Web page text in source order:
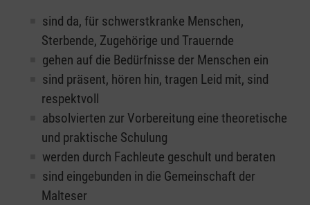
sind da, für schwerstkranke Menschen,
Sterbende, Zugehörige und Trauernde
gehen auf die Bedürfnisse der Menschen ein
sind präsent, hören hin, tragen Leid mit, sind
respektvoll
absolvierten zur Vorbereitung eine theoretische
und praktische Schulung
werden durch Fachleute geschult und beraten
sind eingebunden in die Gemeinschaft der
Malteser